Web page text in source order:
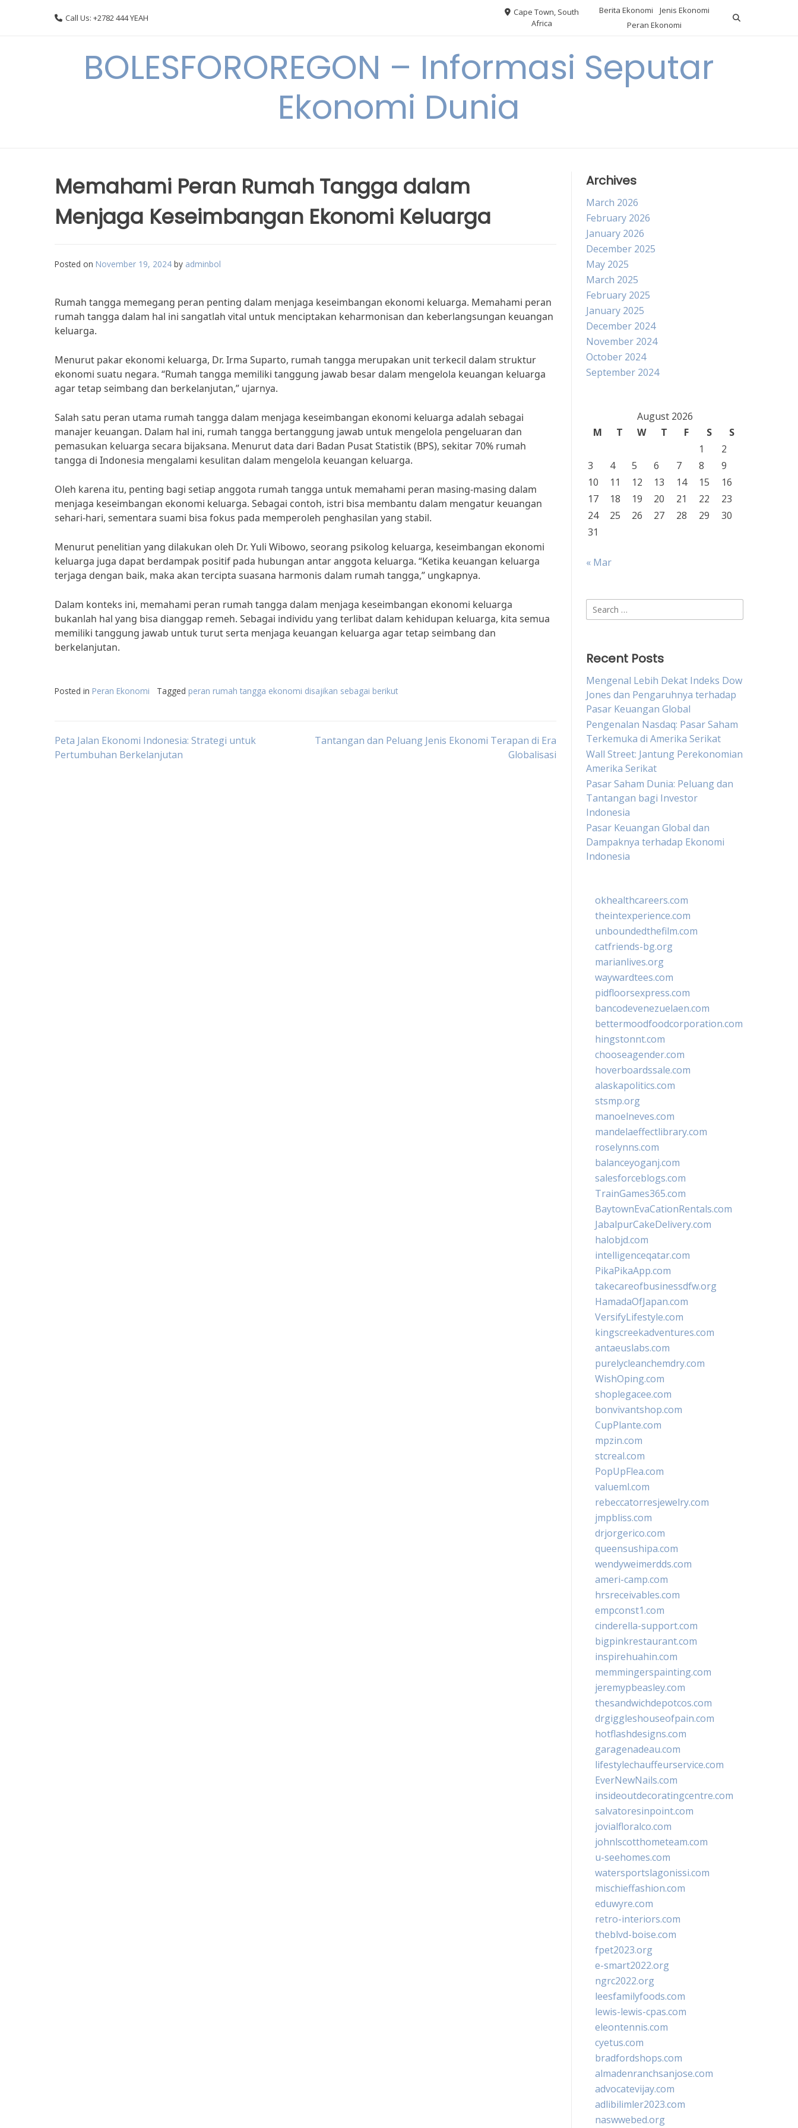
Call Us: +2782 444 YEAH
Cape Town, South
Africa
Berita Ekonomi
Jenis Ekonomi
Peran Ekonomi
BOLESFOROREGON – Informasi Seputar
Ekonomi Dunia
Memahami Peran Rumah Tangga dalam
Menjaga Keseimbangan Ekonomi Keluarga
Posted on November 19, 2024 by adminbol
Rumah tangga memegang peran penting dalam menjaga keseimbangan ekonomi keluarga. Memahami peran
rumah tangga dalam hal ini sangatlah vital untuk menciptakan keharmonisan dan keberlangsungan keuangan
keluarga.
Menurut pakar ekonomi keluarga, Dr. Irma Suparto, rumah tangga merupakan unit terkecil dalam struktur
ekonomi suatu negara. “Rumah tangga memiliki tanggung jawab besar dalam mengelola keuangan keluarga
agar tetap seimbang dan berkelanjutan,” ujarnya.
Salah satu peran utama rumah tangga dalam menjaga keseimbangan ekonomi keluarga adalah sebagai
manajer keuangan. Dalam hal ini, rumah tangga bertanggung jawab untuk mengelola pengeluaran dan
pemasukan keluarga secara bijaksana. Menurut data dari Badan Pusat Statistik (BPS), sekitar 70% rumah
tangga di Indonesia mengalami kesulitan dalam mengelola keuangan keluarga.
Oleh karena itu, penting bagi setiap anggota rumah tangga untuk memahami peran masing-masing dalam
menjaga keseimbangan ekonomi keluarga. Sebagai contoh, istri bisa membantu dalam mengatur keuangan
sehari-hari, sementara suami bisa fokus pada memperoleh penghasilan yang stabil.
Menurut penelitian yang dilakukan oleh Dr. Yuli Wibowo, seorang psikolog keluarga, keseimbangan ekonomi
keluarga juga dapat berdampak positif pada hubungan antar anggota keluarga. “Ketika keuangan keluarga
terjaga dengan baik, maka akan tercipta suasana harmonis dalam rumah tangga,” ungkapnya.
Dalam konteks ini, memahami peran rumah tangga dalam menjaga keseimbangan ekonomi keluarga
bukanlah hal yang bisa dianggap remeh. Sebagai individu yang terlibat dalam kehidupan keluarga, kita semua
memiliki tanggung jawab untuk turut serta menjaga keuangan keluarga agar tetap seimbang dan
berkelanjutan.
Posted in Peran Ekonomi Tagged peran rumah tangga ekonomi disajikan sebagai berikut
Post
Peta Jalan Ekonomi Indonesia: Strategi untuk
Pertumbuhan Berkelanjutan
Tantangan dan Peluang Jenis Ekonomi Terapan di Era
Globalisasi
Archives
March 2026
February 2026
January 2026
December 2025
May 2025
March 2025
February 2025
January 2025
December 2024
November 2024
October 2024
September 2024
August 2026
M
T W T F S
S
1
2
3
4 5 6 7 8
9
10
11 12 13 14 15
16
17
18 19 20 21 22
23
24
25 26 27 28 29
30
31
« Mar
Search
for:
Recent Posts
Mengenal Lebih Dekat Indeks Dow
Jones dan Pengaruhnya terhadap
Pasar Keuangan Global
Pengenalan Nasdaq: Pasar Saham
Terkemuka di Amerika Serikat
Wall Street: Jantung Perekonomian
Amerika Serikat
Pasar Saham Dunia: Peluang dan
Tantangan bagi Investor
Indonesia
Pasar Keuangan Global dan
Dampaknya terhadap Ekonomi
Indonesia
okhealthcareers.com
theintexperience.com
unboundedthefilm.com
catfriends-bg.org
marianlives.org
waywardtees.com
pidfloorsexpress.com
bancodevenezuelaen.com
bettermoodfoodcorporation.com
hingstonnt.com
chooseagender.com
hoverboardssale.com
alaskapolitics.com
stsmp.org
manoelneves.com
mandelaeffectlibrary.com
roselynns.com
balanceyoganj.com
salesforceblogs.com
TrainGames365.com
BaytownEvaCationRentals.com
JabalpurCakeDelivery.com
halobjd.com
intelligenceqatar.com
PikaPikaApp.com
takecareofbusinessdfw.org
HamadaOfJapan.com
VersifyLifestyle.com
kingscreekadventures.com
antaeuslabs.com
purelycleanchemdry.com
WishOping.com
shoplegacee.com
bonvivantshop.com
CupPlante.com
mpzin.com
stcreal.com
PopUpFlea.com
valueml.com
rebeccatorresjewelry.com
jmpbliss.com
drjorgerico.com
queensushipa.com
wendyweimerdds.com
ameri-camp.com
hrsreceivables.com
empconst1.com
cinderella-support.com
bigpinkrestaurant.com
inspirehuahin.com
memmingerspainting.com
jeremypbeasley.com
thesandwichdepotcos.com
drgiggleshouseofpain.com
hotflashdesigns.com
garagenadeau.com
lifestylechauffeurservice.com
EverNewNails.com
insideoutdecoratingcentre.com
salvatoresinpoint.com
jovialfloralco.com
johnlscotthometeam.com
u-seehomes.com
watersportslagonissi.com
mischieffashion.com
eduwyre.com
retro-interiors.com
theblvd-boise.com
fpet2023.org
e-smart2022.org
ngrc2022.org
leesfamilyfoods.com
lewis-lewis-cpas.com
eleontennis.com
cyetus.com
bradfordshops.com
almadenranchsanjose.com
advocatevijay.com
adlibilimler2023.com
naswwebed.org